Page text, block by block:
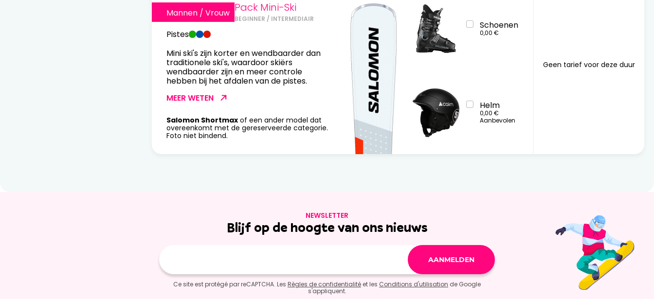
Mannen / Vrouw Pack Mini-Ski
BEGINNER / INTERMEDIAIR
Pistes
Mini ski's zijn korter en wendbaarder dan
traditionele ski's, waardoor skiërs
wendbaarder zijn en meer controle
hebben bij het afdalen van de pistes.
MEER WETEN
Salomon Shortmax of een ander model dat
overeenkomt met de gereserveerde categorie.
Foto niet bindend.
Schoenen
0,00 €
Helm
0,00 €
Aanbevolen
Geen tarief voor deze duur
NEWSLETTER
Blijf op de hoogte van ons nieuws
Ce site est protégé par reCAPTCHA. Les Règles de confidentialité et les Conditions d'utilisation de Google
s'appliquent.